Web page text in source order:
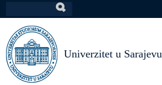
na
glavni
sadržaj
Univerzitet u Sarajevu